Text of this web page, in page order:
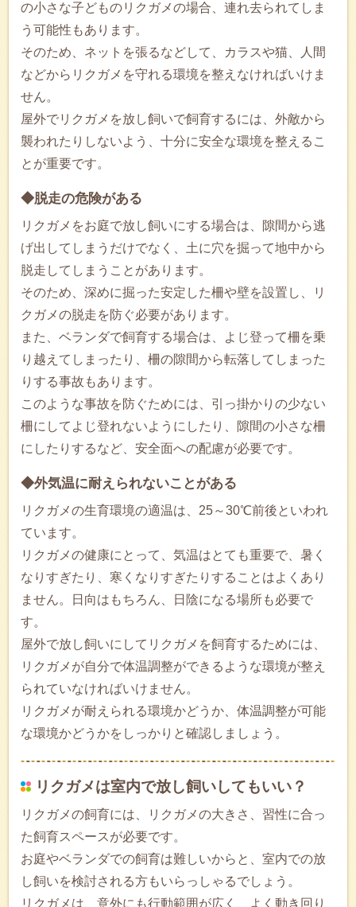
の小さな子どものリクガメの場合、連れ去られてしま
う可能性もあります。
そのため、ネットを張るなどして、カラスや猫、人間
などからリクガメを守れる環境を整えなければいけま
せん。
屋外でリクガメを放し飼いで飼育するには、外敵から
襲われたりしないよう、十分に安全な環境を整えるこ
とが重要です。
◆脱走の危険がある
リクガメをお庭で放し飼いにする場合は、隙間から逃
げ出してしまうだけでなく、土に穴を掘って地中から
脱走してしまうことがあります。
そのため、深めに掘った安定した柵や壁を設置し、リ
クガメの脱走を防ぐ必要があります。
また、ベランダで飼育する場合は、よじ登って柵を乗
り越えてしまったり、柵の隙間から転落してしまった
りする事故もあります。
このような事故を防ぐためには、引っ掛かりの少ない
柵にしてよじ登れないようにしたり、隙間の小さな柵
にしたりするなど、安全面への配慮が必要です。
◆外気温に耐えられないことがある
リクガメの生育環境の適温は、25～30℃前後といわれ
ています。
リクガメの健康にとって、気温はとても重要で、暑く
なりすぎたり、寒くなりすぎたりすることはよくあり
ません。日向はもちろん、日陰になる場所も必要で
す。
屋外で放し飼いにしてリクガメを飼育するためには、
リクガメが自分で体温調整ができるような環境が整え
られていなければいけません。
リクガメが耐えられる環境かどうか、体温調整が可能
な環境かどうかをしっかりと確認しましょう。
リクガメは室内で放し飼いしてもいい？
リクガメの飼育には、リクガメの大きさ、習性に合っ
た飼育スペースが必要です。
お庭やベランダでの飼育は難しいからと、室内での放
し飼いを検討される方もいらっしゃるでしょう。
リクガメは、意外にも行動範囲が広く、よく動き回り